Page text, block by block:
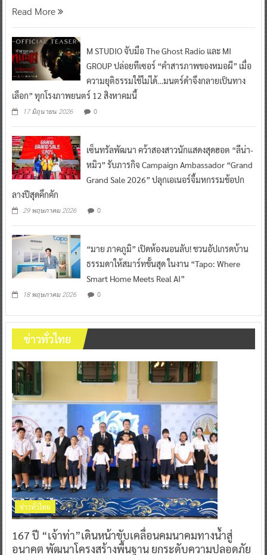
Read More
M STUDIO จับมือ The Ghost Radio และ MI
GROUP ปล่อยทีเซอร์ “คำสารภาพของหมอผี” เมื่อ
ความยุติธรรมใช้ไม่ได้…มนตร์ดำจึงกลายเป็นทาง
เลือก” ทุกโรงภาพยนตร์ 12 สิงหาคมนี้
17 มิถุนายน 2026 0
เซ็นทรัลพัฒนา คว้าสองสาวนักแสดงสุดฮอต “ลีน่า-
หมิว” รับภารกิจ Campaign Ambassador “Grand
Grand Sale 2026” ปลุกเอเนอร์จี้มหกรรมช้อปก
ลางปีสุดคึกคัก
29 พฤษภาคม 2026 0
“มาย ภาคภูมิ” เปิดห้องนอนลับ! ชวนอัปเกรดบ้าน
ธรรมดาให้สมาร์ทขั้นสุด ในงาน “Tapo: Where
Smart Home Meets Real AI”
18 พฤษภาคม 2026 0
ข่าวทั่วไทย
ข่าวทั่วไทย
167 ปี “เจ้าท่า”เดินหน้าขับเคลื่อนคมนาคมทางน้ำสู่
อนาคต พัฒนาโครงสร้างพื้นฐาน ยกระดับความปลอดภัย